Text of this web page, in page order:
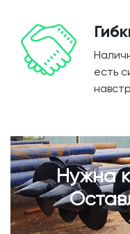
есть
Нужна